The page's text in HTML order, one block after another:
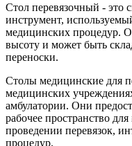
Стол перевязочный - это
инструмент,
медицинских процедур.
высоту и может быть
переноски.
Столы медицинские для
медицинских
амбулатории. Они
рабочее пространство
проведении перевязок,
процедур.